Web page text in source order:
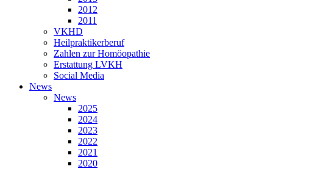
2012
2011
VKHD
Heilpraktikerberuf
Zahlen zur Homöopathie
Erstattung LVKH
Social Media
News
News
2025
2024
2023
2022
2021
2020